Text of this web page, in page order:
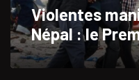
Violentes
Népal : le